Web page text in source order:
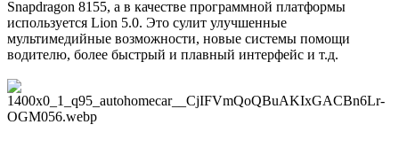
Snapdragon 8155, а в качестве программной платформы
используется Lion 5.0. Это сулит улучшенные
мультимедийные возможности, новые системы помощи
водителю, более быстрый и плавный интерфейс и т.д.